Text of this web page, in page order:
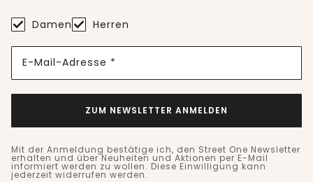
Damen Herren
E-Mail-Adresse *
ZUM NEWSLETTER ANMELDEN
Mit der Anmeldung bestätige ich, den Street One Newsletter
erhalten und über Neuheiten und Aktionen per E-Mail
informiert werden zu wollen. Diese Einwilligung kann
jederzeit widerrufen werden.